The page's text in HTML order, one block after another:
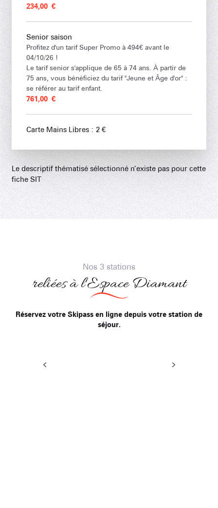
234,00 €
Senior saison
Profitez d'un tarif Super Promo à 494€ avant le
04/10/26 !
Le tarif senior s'applique de 65 à 74 ans. À partir de
75 ans, vous bénéficiez du tarif "Jeune et Âge d'or" :
se référer au tarif enfant.
761,00 €
Carte Mains Libres : 2 €
Le descriptif thématisé sélectionné n’existe pas pour cette
fiche SIT
Nos 3 stations
reliées à l'Espace Diamant
Réservez votre Skipass en ligne depuis votre station de
séjour.